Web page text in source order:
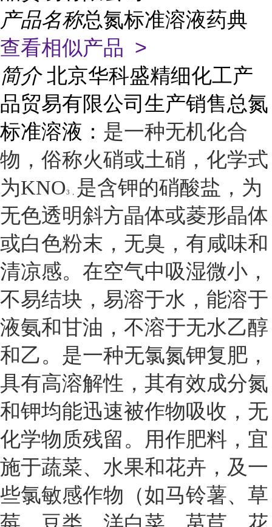
产品名称总氮标准溶液药典
查看相似产品 >
简介 北京华科盛精细化工产
品贸易有限公司生产销售总氮
标准溶液： 是一种无机化合
物 ，俗称火硝或土硝 ， 化学式
为KNO3， 是含钾的硝酸盐 ，为
无色透明斜方晶体或菱形晶体
或白色粉末，无臭，有咸味和
清凉感。在空气中吸湿微小，
不易结块， 易溶于水，能溶于
液氨和甘油 ，不溶于无水乙醇
和乙。 是一种无氯氮钾复肥，
具有高溶解性，其有效成分氮
和钾均能迅速被作物吸收，无
化学物质残留。用作肥料，宜
施于蔬菜、水果和花卉，及一
些氯敏感作物（如马铃薯、草